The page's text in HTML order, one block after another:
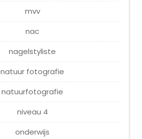
mvv
nac
nagelstyliste
natuur fotografie
natuurfotografie
niveau 4
onderwijs